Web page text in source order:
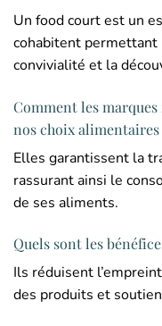
Un food court est un
cohabitent permettant
convivialité et la
Comment les
nos choix alimentaires
Elles garantissent la
rassurant ainsi le
de ses aliments.
Quels sont les
Ils réduisent
des produits et